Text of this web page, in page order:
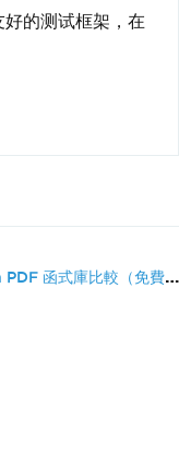
的测试框架，在
Python PDF 函式庫比較（免費...